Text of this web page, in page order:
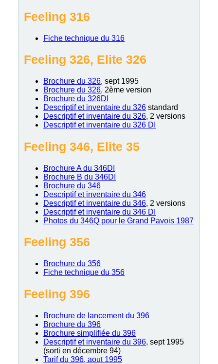
Feeling 316
Fiche technique du 316
Feeling 326, Elite 326
Brochure du 326, sept 1995
Brochure du 326, 2ème version
Brochure du 326DI
Descriptif et inventaire du 326 standard
Descriptif et inventaire du 326, 2 versions
Descriptif et inventaire du 326 DI
Feeling 346, Elite 35
Brochure A du 346DI
Brochure B du 346DI
Brochure du 346
Descriptif et inventaire du 346
Descriptif et inventaire du 346, 2 versions
Descriptif et inventaire du 346 DI
Photos du 346Q pour le Grand Pavois 1987
Feeling 356
Brochure du 356
Fiche technique du 356
Feeling 396
Brochure de lancement du 396
Brochure du 396
Brochure simplifiée du 396
Descriptif et inventaire du 396, sept 1995
(sorti en décembre 94)
Tarif du 396, aout 1995